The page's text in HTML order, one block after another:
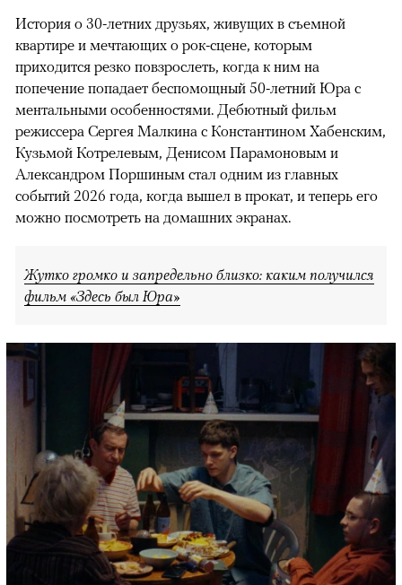
00:00 / 00:00
История о 30-летних друзьях, живущих в съемной
квартире и мечтающих о рок-сцене, которым
приходится резко повзрослеть, когда к ним на
попечение попадает беспомощный 50-летний Юра с
ментальными особенностями. Дебютный фильм
режиссера Сергея Малкина с Константином Хабенским,
Кузьмой Котрелевым, Денисом Парамоновым и
Александром Поршиным стал одним из главных
событий 2026 года, когда вышел в прокат, и теперь его
можно посмотреть на домашних экранах.
Жутко громко и запредельно близко: каким получился
фильм «Здесь был Юра»